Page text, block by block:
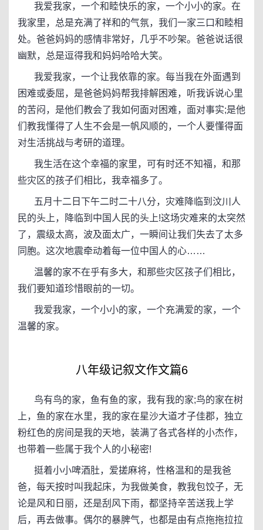
我爱我家，一个和睦快乐的家，一个小小的家。在
我家里，总是充满了祥和的气氛，我们一家三口和睦相
处。爸爸妈妈的感情非常好，几乎不吵架。爸爸说话很
幽默，总是逗得我和妈妈哈哈大笑。
我爱我家，一个让我依靠的家。每当我在外面遇到
困难或委屈，是爸爸妈妈帮我排解困难，听我诉说心里
的苦闷，是他们教会了我如何面对困难，面对事实;是他
们教我懂得了人生不会是一帆风顺的，一个人要懂得面
对生活挑战与考研的道理。
我生活在这个幸福的家里，可有时还不知福，和那
些灾区的孩子们相比，我幸福多了。
五月十二日下午二时二十八分，灾难降临到汶川人
民的头上，降临到中国人民的头上!这场灾难来的太突然
了，震级太高，波及面太广，一瞬间让我们失去了太多
同胞。这次地震牵动着每一位中国人的心……
温馨的家不在乎有多大，和那些灾区孩子们相比，
我们要知道珍惜眼前的一切。
我爱我家，一个小小的家，一个充满爱的家，一个
温馨的家。
八年级记叙文作文篇6
鸟有鸟的家，鱼有鱼的家，我有我的家;鸟的家在树
上，鱼的家在水里，我的家在星沙大道才子佳郡，独立
粉红色的房间是我的天地，装满了各式各样的小杰作，
也带着一些属于我个人的小秘密!
挺着小小啤酒肚，爱搓麻将，性格温和的是我爸
爸，每天按时叫我起床，为我做美食，教我包饺子，无
论是风和日丽，还是刮风下雨，都坚持辛苦送我上学
后，再去做事。偶尔的暴脾气，也都是由有点拖拖拉拉